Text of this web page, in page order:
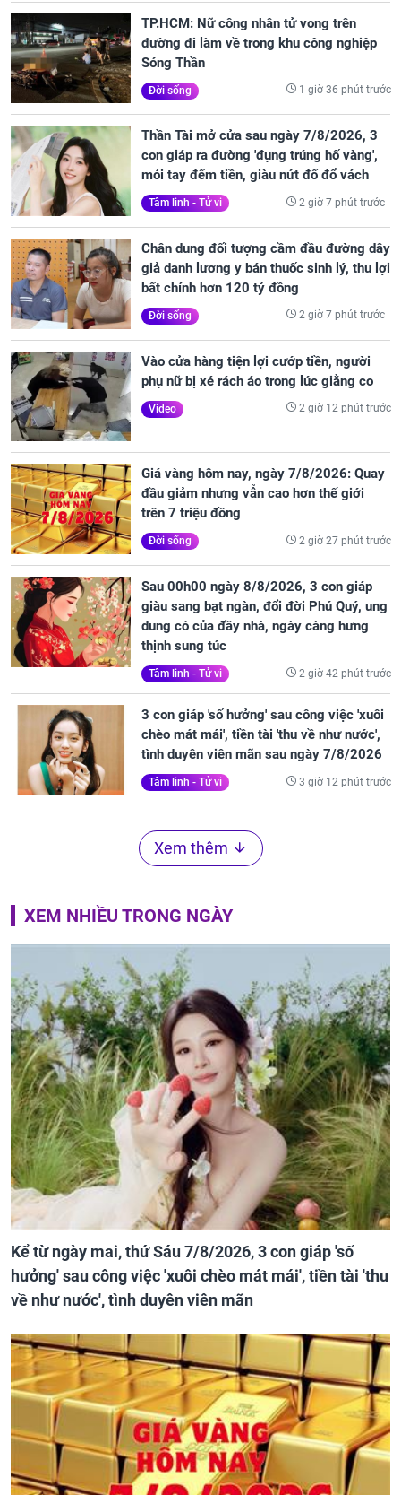
TP.HCM: Nữ công nhân tử vong trên
đường đi làm về trong khu công nghiệp
Sóng Thần
Đời sống 1 giờ 36 phút trước
Thần Tài mở cửa sau ngày 7/8/2026, 3
con giáp ra đường 'đụng trúng hố vàng',
mỏi tay đếm tiền, giàu nứt đố đổ vách
Tâm linh - Tử vi 2 giờ 7 phút trước
Chân dung đối tượng cầm đầu đường dây
giả danh lương y bán thuốc sinh lý, thu lợi
bất chính hơn 120 tỷ đồng
Đời sống 2 giờ 7 phút trước
Vào cửa hàng tiện lợi cướp tiền, người
phụ nữ bị xé rách áo trong lúc giằng co
Video 2 giờ 12 phút trước
Giá vàng hôm nay, ngày 7/8/2026: Quay
đầu giảm nhưng vẫn cao hơn thế giới
trên 7 triệu đồng
Đời sống 2 giờ 27 phút trước
Sau 00h00 ngày 8/8/2026, 3 con giáp
giàu sang bạt ngàn, đổi đời Phú Quý, ung
dung có của đầy nhà, ngày càng hưng
thịnh sung túc
Tâm linh - Tử vi 2 giờ 42 phút trước
3 con giáp 'số hưởng' sau công việc 'xuôi
chèo mát mái', tiền tài 'thu về như nước',
tình duyên viên mãn sau ngày 7/8/2026
Tâm linh - Tử vi 3 giờ 12 phút trước
Xem thêm
XEM NHIỀU TRONG NGÀY
Kể từ ngày mai, thứ Sáu 7/8/2026, 3 con giáp 'số
hưởng' sau công việc 'xuôi chèo mát mái', tiền tài 'thu
về như nước', tình duyên viên mãn